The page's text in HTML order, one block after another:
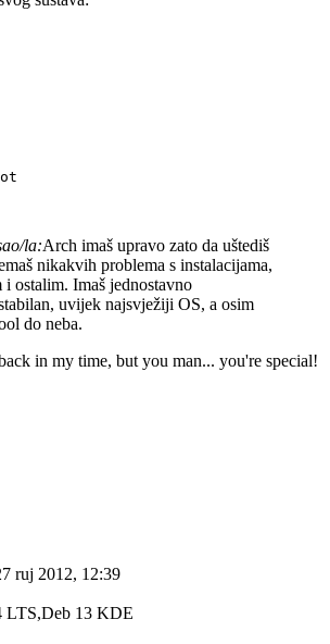
la:Arch imaš upravo zato da uštediš
nikakvih problema s instalacijama,
ostalim. Imaš jednostavno
uvijek najsvježiji OS, a osim
do neba.
in my time, but you man... you're special!
ruj 2012, 12:39
LTS,Deb 13 KDE